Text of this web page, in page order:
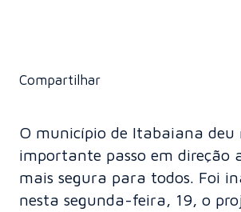
Compartilhar
O município de Itabaiana deu
importante passo em direção
mais segura para todos. Foi
nesta segunda-feira, 19, o